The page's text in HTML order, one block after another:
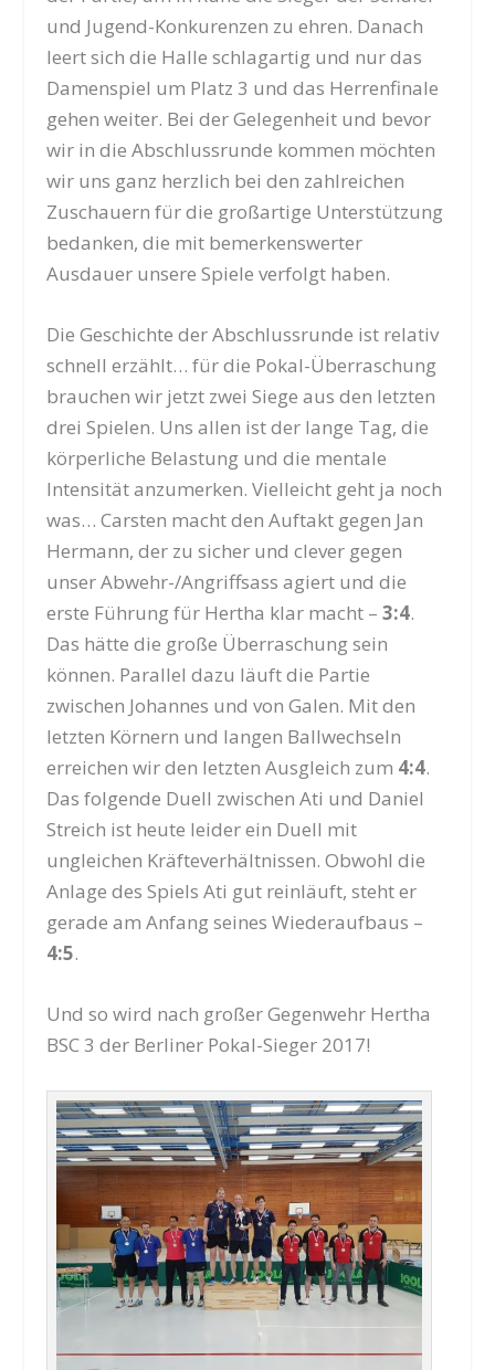
und Jugend-Konkurenzen zu ehren. Danach
leert sich die Halle schlagartig und nur das
Damenspiel um Platz 3 und das Herrenfinale
gehen weiter. Bei der Gelegenheit und bevor
wir in die Abschlussrunde kommen möchten
wir uns ganz herzlich bei den zahlreichen
Zuschauern für die großartige Unterstützung
bedanken, die mit bemerkenswerter
Ausdauer unsere Spiele verfolgt haben.
Die Geschichte der Abschlussrunde ist relativ
schnell erzählt… für die Pokal-Überraschung
brauchen wir jetzt zwei Siege aus den letzten
drei Spielen. Uns allen ist der lange Tag, die
körperliche Belastung und die mentale
Intensität anzumerken. Vielleicht geht ja noch
was… Carsten macht den Auftakt gegen Jan
Hermann, der zu sicher und clever gegen
unser Abwehr-/Angriffsass agiert und die
erste Führung für Hertha klar macht –3:4.
Das hätte die große Überraschung sein
können. Parallel dazu läuft die Partie
zwischen Johannes und von Galen. Mit den
letzten Körnern und langen Ballwechseln
erreichen wir den letzten Ausgleich zum 4:4.
Das folgende Duell zwischen Ati und Daniel
Streich ist heute leider ein Duell mit
ungleichen Kräfteverhältnissen. Obwohl die
Anlage des Spiels Ati gut reinläuft, steht er
gerade am Anfang seines Wiederaufbaus –
4:5.
Und so wird nach großer Gegenwehr Hertha
BSC 3 der Berliner Pokal-Sieger 2017!